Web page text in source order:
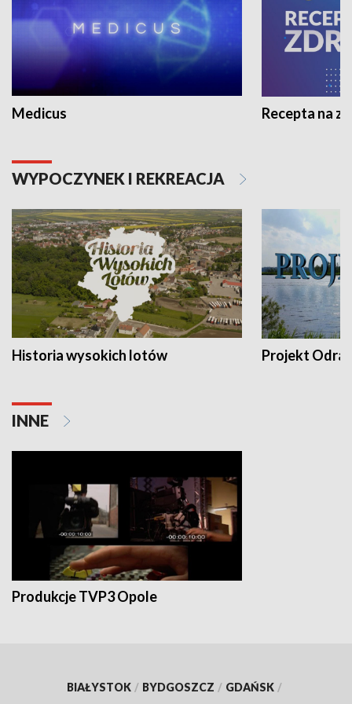
Medicus Recepta na
WYPOCZYNEK I REKREACJA
Historia wysokich lotów Projekt Odra
INNE
Produkcje TVP3 Opole
BIAŁYSTOK / BYDGOSZCZ / GDAŃSK /